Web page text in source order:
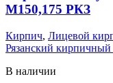
М150,175 РКЗ
Кирпич, Лицевой
Рязанский
В наличии